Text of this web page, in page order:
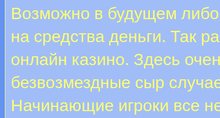
Возможно в будущем либо
на средства деньги. Так
онлайн казино. Здесь
безвозмездные сыр
Начинающие игроки все